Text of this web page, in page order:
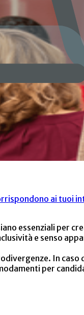
ai tuoi
essenziali per
e senso
In caso
per